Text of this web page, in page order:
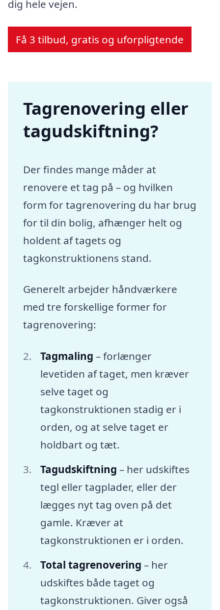
dig hele vejen.
Få 3 tilbud, gratis og uforpligtende
Tagrenovering eller
tagudskiftning?
Der findes mange måder at
renovere et tag på – og hvilken
form for tagrenovering du har brug
for til din bolig, afhænger helt og
holdent af tagets og
tagkonstruktionens stand.
Generelt arbejder håndværkere
med tre forskellige former for
tagrenovering:
Tagmaling – forlænger
levetiden af taget, men kræver
selve taget og
tagkonstruktionen stadig er i
orden, og at selve taget er
holdbart og tæt.
Tagudskiftning – her udskiftes
tegl eller tagplader, eller der
lægges nyt tag oven på det
gamle. Kræver at
tagkonstruktionen er i orden.
Total tagrenovering – her
udskiftes både taget og
tagkonstruktionen. Giver også